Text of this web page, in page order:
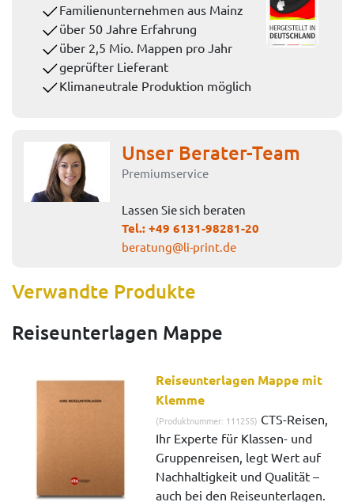
Familienunternehmen aus Mainz
über 50 Jahre Erfahrung
über 2,5 Mio. Mappen pro Jahr
geprüfter Lieferant
Klimaneutrale Produktion möglich
Unser Berater-Team
Premiumservice
Lassen Sie sich beraten
Tel.:+49 6131-98281-20
beratung@li-print.de
Verwandte Produkte
Reiseunterlagen Mappe
Reiseunterlagen Mappe mit
Klemme
(Produktnummer: 111255) CTS-Reisen,
Ihr Experte für Klassen- und
Gruppenreisen, legt Wert auf
Nachhaltigkeit und Qualität –
auch bei den Reiseunterlagen.